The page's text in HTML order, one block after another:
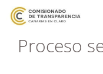
Proceso